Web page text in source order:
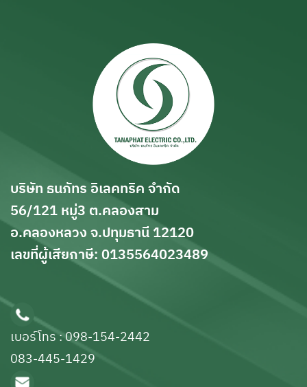
บริษัท ธนภัทร อิเลคทริค จำกัด
56/121 หมู่3 ต.คลองสาม
อ.คลองหลวง จ.ปทุมธานี 12120
เลขที่ผู้เสียกาษี: 0135564023489
เบอร์โทร : 098-154-2442
083-445-1429